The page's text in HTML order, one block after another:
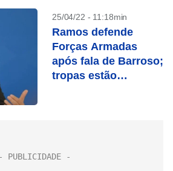
25/04/22 - 11:18min
Ramos defende
Forças Armadas
após fala de Barroso;
tropas estão